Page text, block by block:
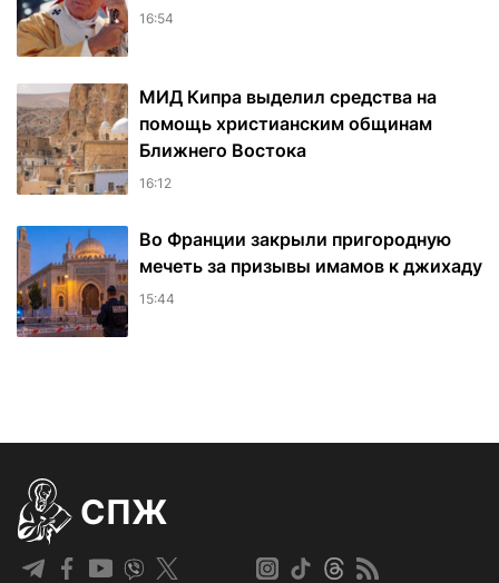
16:54
МИД Кипра выделил средства на
помощь христианским общинам
Ближнего Востока
16:12
Во Франции закрыли пригородную
мечеть за призывы имамов к джихаду
15:44
СПЖ